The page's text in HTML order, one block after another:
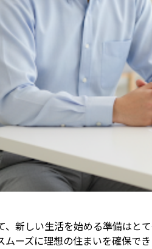
、新しい生活を始める準備はと
ーズに理想の住まいを確保で